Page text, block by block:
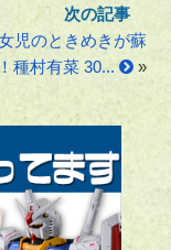
児のときめきが蘇
種村有菜 30...
»